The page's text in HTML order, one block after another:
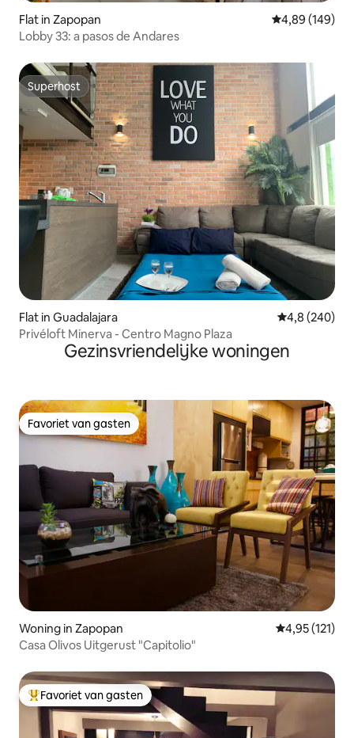
Flat in Zapopan Gemiddelde
4,89 (149)
Lobby 33: a pasos de Andares
Superhost
Superhost
Flat in Guadalajara Gemiddelde
4,8 (240)
Privéloft Minerva - Centro Magno Plaza
Gezinsvriendelijke woningen
Favoriet van gasten
Favoriet van gasten
Woning in Zapopan Gemiddelde
4,95 (121)
Casa Olivos Uitgerust "Capitolio"
Topfavoriet van gasten
Favoriet van gasten